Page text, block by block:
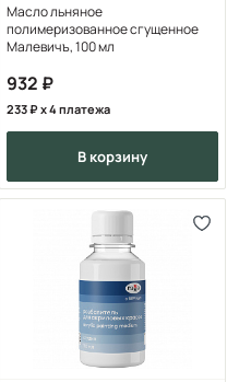
Масло льняное
полимеризованное сгущенное
Малевичъ, 100 мл
932
233 x 4 платежа
в корзину